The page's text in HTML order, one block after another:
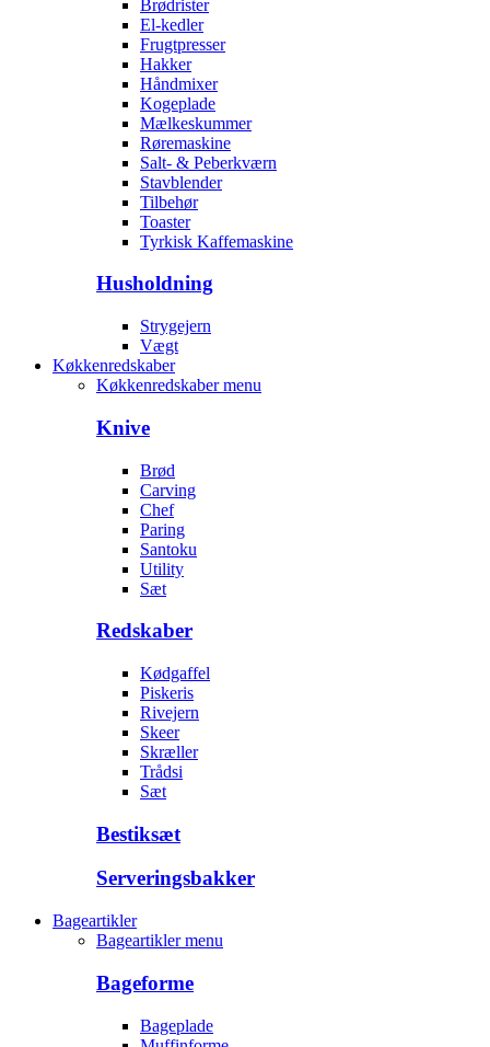
Brødrister
El-kedler
Frugtpresser
Hakker
Håndmixer
Kogeplade
Mælkeskummer
Røremaskine
Salt- & Peberkværn
Stavblender
Tilbehør
Toaster
Tyrkisk Kaffemaskine
Husholdning
Strygejern
Vægt
Køkkenredskaber
Køkkenredskaber menu
Knive
Brød
Carving
Chef
Paring
Santoku
Utility
Sæt
Redskaber
Kødgaffel
Piskeris
Rivejern
Skeer
Skræller
Trådsi
Sæt
Bestiksæt
Serveringsbakker
Bageartikler
Bageartikler menu
Bageforme
Bageplade